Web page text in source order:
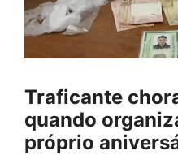
Traficante
quando
próprio